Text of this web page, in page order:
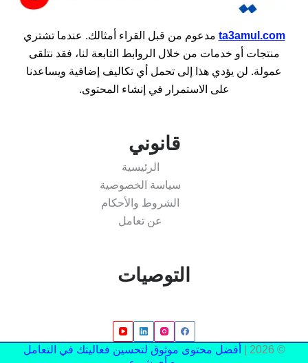
ta3amul.com مدعوم من قبل القراء أمثالك. عندما تشتري
منتجات أو خدمات من خلال الروابط التابعة لنا، فقد نتلقى
عمولة. لن يؤدي هذا إلى تحمل أي تكاليف إضافية ويساعدنا
على الاستمرار في إنشاء المحتوى.
قانوني
الرئيسية
سياسة الخصوصية
الشروط والأحكام
عن تعامل
التوصيات
© 2026 |
أفضل محتوى موثوق لتحسين فعاليتك في التعامل